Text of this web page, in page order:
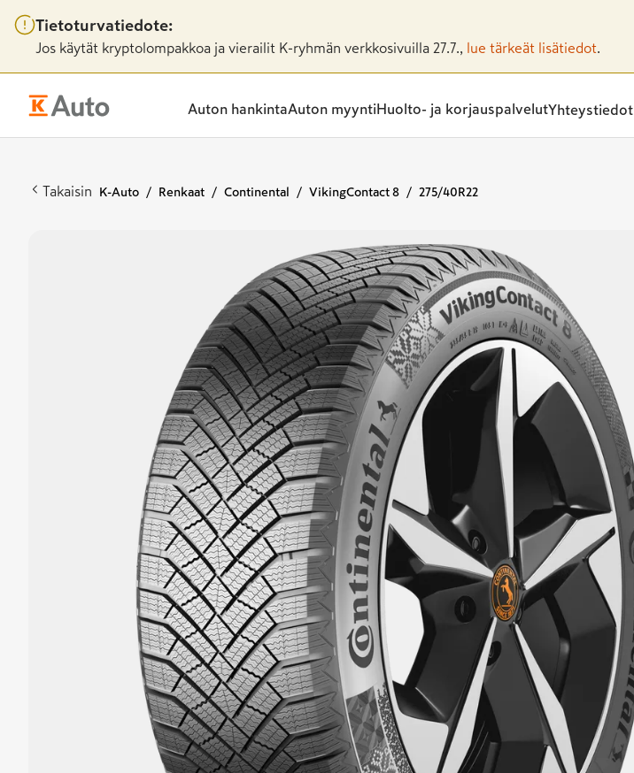
Tietoturvatiedote:
Jos käytät kryptolompakkoa ja vierailit K-ryhmän verkkosivuilla 27.7., lue tärkeät lisätiedot
Auton hankintaAuton myynti Huolto- ja korjauspalvelutYhteystiedot
Takaisin K-Auto Renkaat Continental VikingContact 8 275/40R22